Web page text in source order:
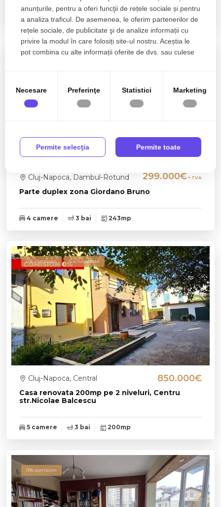
6 camere 4 bai 216mp
Parte duplex zona Giordano Bruno
Cluj-Napoca, Dambul-Rotund 299.000€+ TVA
4 camere 3 bai 243mp
0% comision Exclusivitate
Casa renovata 200mp pe 2 niveluri, Centru
str.Nicolae Balcescu
Cluj-Napoca, Central 850.000€
5 camere 3 bai 200mp
0% comision
anunțurile, pentru a oferi funcţii de rețele sociale și pentru
a analiza traficul. De asemenea, le oferim partenerilor de
rețele sociale, de publicitate şi de analize informații cu
privire la modul în care folosiți site-ul nostru. Aceștia le
pot combina cu alte informații oferite de dvs. sau culese
Necesare Preferinţe Statistici Marketing
Permite selecţia Permite toate